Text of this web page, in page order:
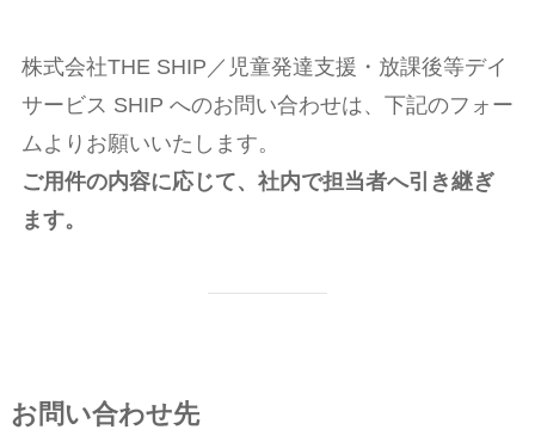
株式会社THE SHIP／児童発達支援・放課後等デイ
サービス SHIP へのお問い合わせは、下記のフォー
ムよりお願いいたします。
ご用件の内容に応じて、社内で担当者へ引き継ぎ
ます。
お問い合わせ先